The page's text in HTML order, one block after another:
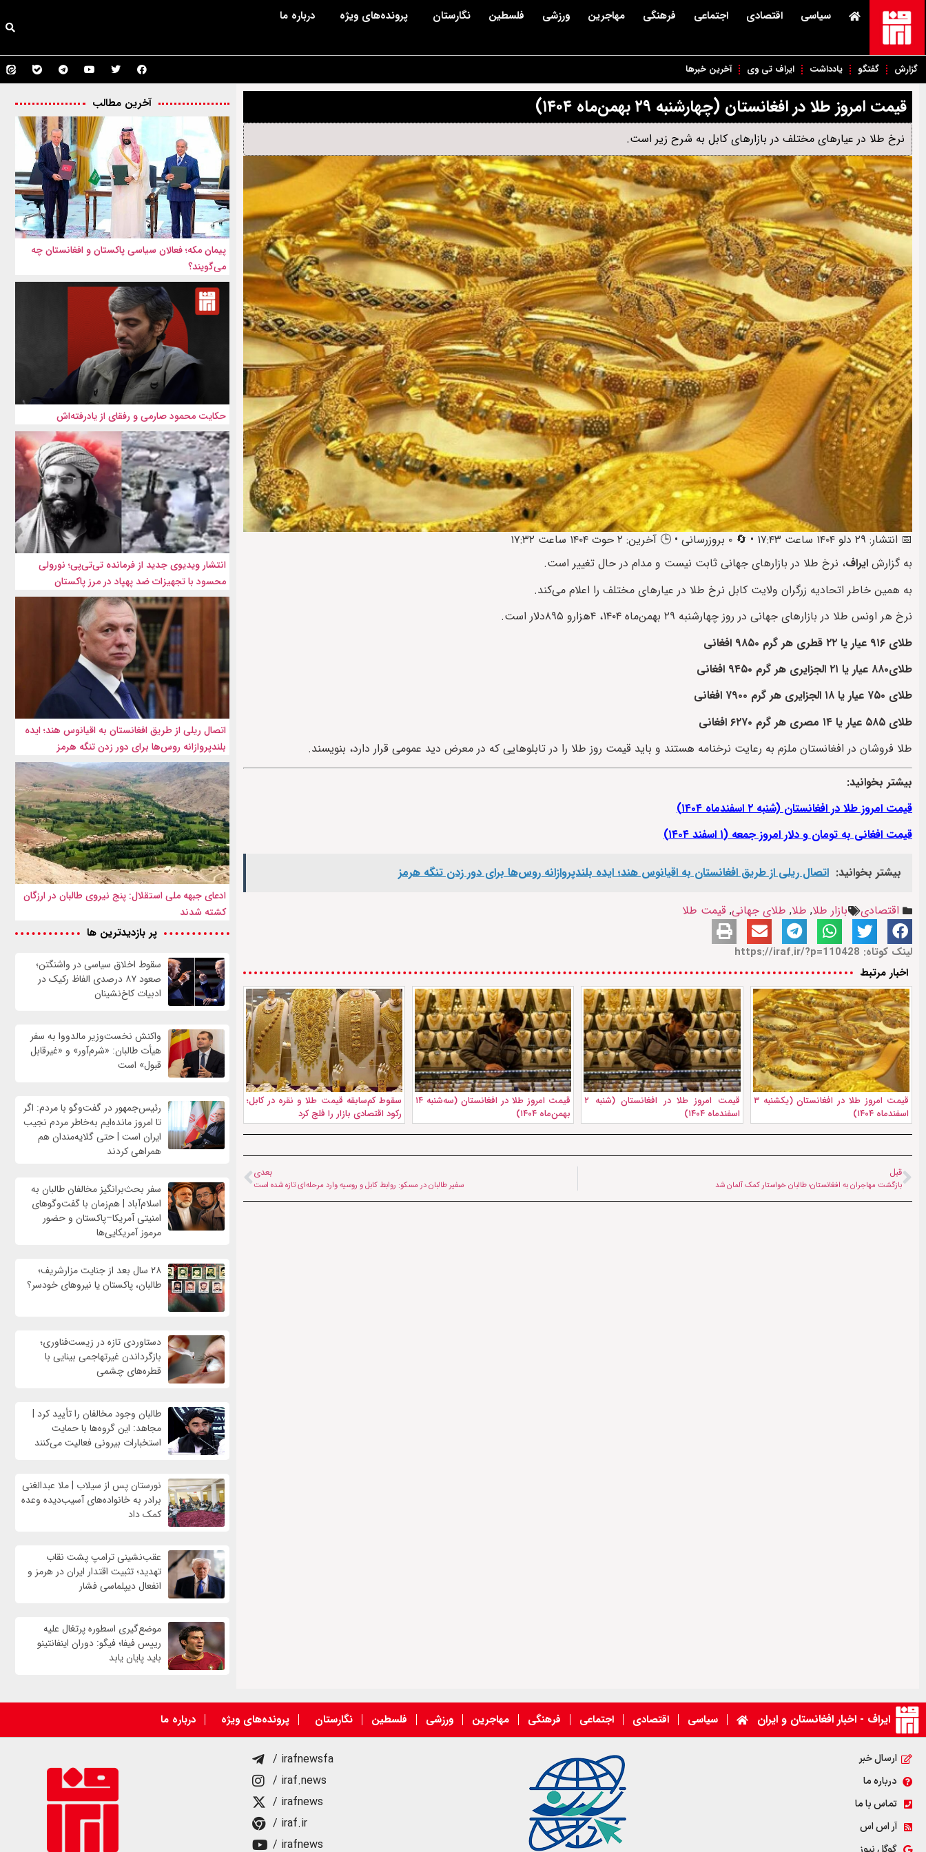
سیاسی اقتصادی اجتماعی فرهنگی مهاجرین ورزشی فلسطین نگارستان پرونده‌های ویژه درباره ما
گزارش گفتگو یادداشت ایراف تی وی آخرین خبرها
قیمت امروز طلا در افغانستان (چهارشنبه ۲۹ بهمن‌ماه ۱۴۰۴)
نرخ طلا در عیارهای مختلف در بازارهای کابل به شرح زیر است.
📅 انتشار: ۲۹ دلو ۱۴۰۴ ساعت ۱۷:۴۳ • 🔄 ۰ بروزرسانی • 🕒 آخرین: ۲ حوت ۱۴۰۴ ساعت ۱۷:۳۲
به گزارش ایراف، نرخ طلا در بازارهای جهانی ثابت نیست و مدام در حال تغییر است.
به همین خاطر اتحادیه زرگران ولایت کابل نرخ طلا در عیارهای مختلف را اعلام می‌کند.
نرخ هر اونس طلا در بازارهای جهانی در روز چهارشنبه ۲۹ بهمن‌ماه ۱۴۰۴، ۴هزارو ۸۹۵دلار است.
طلای ۹۱۶ عیار یا ۲۲ قطری هر گرم ۹۸۵۰ افغانی
طلای۸۸۰ عیار یا ۲۱ الجزایری هر گرم ۹۴۵۰ افغانی
طلای ۷۵۰ عیار یا ۱۸ الجزایری هر گرم ۷۹۰۰ افغانی
طلای ۵۸۵ عیار یا ۱۴ مصری هر گرم ۶۲۷۰ افغانی
طلا فروشان در افغانستان ملزم به رعایت نرخنامه هستند و باید قیمت روز طلا را در تابلوهایی که در معرض دید عمومی قرار دارد، بنویسند.
بیشتر بخوانید:
قیمت امروز طلا در افغانستان (شنبه ۲ اسفند‌ماه ۱۴۰۴)
قیمت افغانی به تومان و دلار امروز ‌جمعه (۱ اسفند ۱۴۰۴)
بیشتر بخوانید: اتصال ریلی از طریق افغانستان به اقیانوس هند؛ ایده بلندپروازانه روس‌ها برای دور زدن تنگه هرمز
اقتصادی بازار طلا, طلا, طلای جهانی, قیمت طلا
لینک کوتاه: https://iraf.ir/?p=110428
اخبار مرتبط
قیمت امروز طلا در افغانستان (یکشنبه ۳
اسفند‌ماه ۱۴۰۴)
قیمت امروز طلا در افغانستان (شنبه ۲
اسفند‌ماه ۱۴۰۴)
قیمت امروز طلا در افغانستان (سه‌شنبه ۱۴
بهمن‌ماه ۱۴۰۴)
سقوط کم‌سابقه قیمت طلا و نقره در کابل؛
رکود اقتصادی بازار را فلج کرد
قبل
بازگشت مهاجران به افغانستان؛ طالبان خواستار کمک آلمان شد
بعدی
سفیر طالبان در مسکو: روابط کابل و روسیه وارد مرحله‌ای تازه شده است
آخرین مطالب
پیمان مکه؛ فعالان سیاسی پاکستان و افغانستان چه
می‌گویند؟
حکایت محمود صارمی و رفقای از یادرفته‌اش
انتشار ویدیوی جدید از فرمانده تی‌تی‌پی؛ نورولی
محسود با تجهیزات ضد پهپاد در مرز پاکستان
اتصال ریلی از طریق افغانستان به اقیانوس هند؛ ایده
بلندپروازانه روس‌ها برای دور زدن تنگه هرمز
ادعای جبهه ملی استقلال: پنج نیروی طالبان در ارزگان
کشته شدند
پر بازدیدترین ها
سقوط اخلاق سیاسی در واشنگتن؛
صعود ۸۷ درصدی الفاظ رکیک در
ادبیات کاخ‌نشینان
واکنش نخست‌وزیر مالدووا به سفر
هیأت طالبان: «شرم‌آور» و «غیرقابل
قبول» است
رئیس‌جمهور در گفت‌وگو با مردم: اگر
تا امروز مانده‌ایم به‌خاطر مردم نجیب
ایران است | حتی گلایه‌مندان هم
همراهی کردند
سفر بحث‌برانگیز مخالفان طالبان به
اسلام‌آباد | هم‌زمان با گفت‌وگوهای
امنیتی آمریکا–پاکستان و حضور
مرموز آمریکایی‌ها
۲۸ سال بعد از جنایت مزارشریف؛
طالبان، پاکستان یا نیروهای خودسر؟
دستاوردی تازه در زیست‌فناوری؛
بازگرداندن غیرتهاجمی بینایی با
قطره‌های چشمی
طالبان وجود مخالفان را تأیید کرد |
مجاهد: این گروه‌ها با حمایت
استخبارات بیرونی فعالیت می‌کنند
نورستان پس از سیلاب | ملا عبدالغنی
برادر به خانواده‌های آسیب‌دیده وعده
کمک داد
عقب‌نشینی ترامپ پشت نقاب
تهدید؛ تثبیت اقتدار ایران در هرمز و
انفعال دیپلماسی فشار
موضع‌گیری اسطوره پرتغال علیه
رییس فیفا؛ فیگو: دوران اینفانتینو
باید پایان یابد
ایراف - اخبار افغانستان و ایران سیاسی اقتصادی اجتماعی فرهنگی مهاجرین ورزشی فلسطین نگارستان پرونده‌های ویژه درباره ما
ارسال خبر
درباره ما
تماس با ما
آر اس اس
/ irafnewsfa
/ iraf.news
/ irafnews
/ iraf.ir
/ irafnews